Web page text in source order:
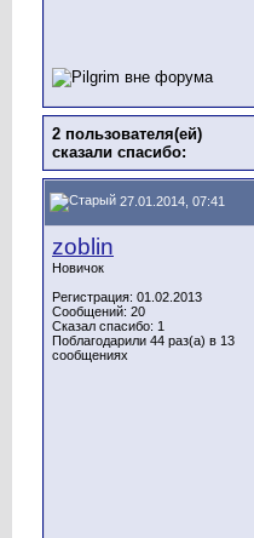
2 пользователя(ей)
сказали cпасибо:
27.01.2014, 07:41
zoblin
Новичок
Регистрация: 01.02.2013
Сообщений: 20
Сказал спасибо: 1
Поблагодарили 44 раз(а) в 13
сообщениях